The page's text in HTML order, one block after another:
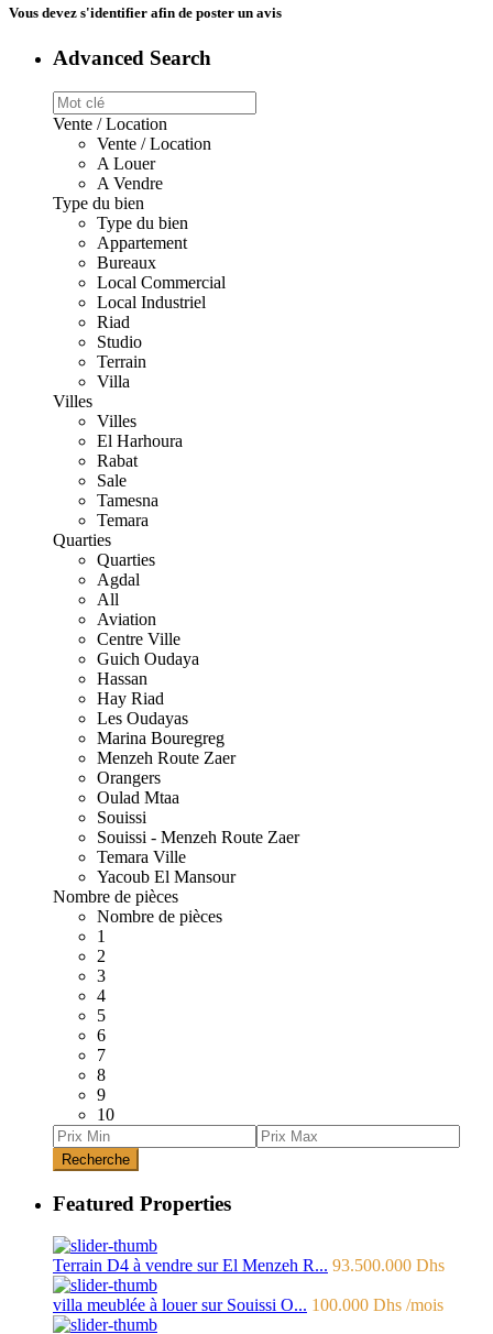
Vous devez s'identifier afin de poster un avis
Advanced Search
Vente / Location
Vente / Location
A Louer
A Vendre
Type du bien
Type du bien
Appartement
Bureaux
Local Commercial
Local Industriel
Riad
Studio
Terrain
Villa
Villes
Villes
El Harhoura
Rabat
Sale
Tamesna
Temara
Quarties
Quarties
Agdal
All
Aviation
Centre Ville
Guich Oudaya
Hassan
Hay Riad
Les Oudayas
Marina Bouregreg
Menzeh Route Zaer
Orangers
Oulad Mtaa
Souissi
Souissi - Menzeh Route Zaer
Temara Ville
Yacoub El Mansour
Nombre de pièces
Nombre de pièces
1
2
3
4
5
6
7
8
9
10
Recherche
Featured Properties
Terrain D4 à vendre sur El Menzeh R... 93.500.000 Dhs
villa meublée à louer sur Souissi O... 100.000 Dhs /mois